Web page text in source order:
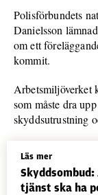
Polisförbundets
Danielsson
om ett
kommit.
Arbetsmiljöverket
som måste dra
skyddsutrustning
Läs mer
tjänst ska ha